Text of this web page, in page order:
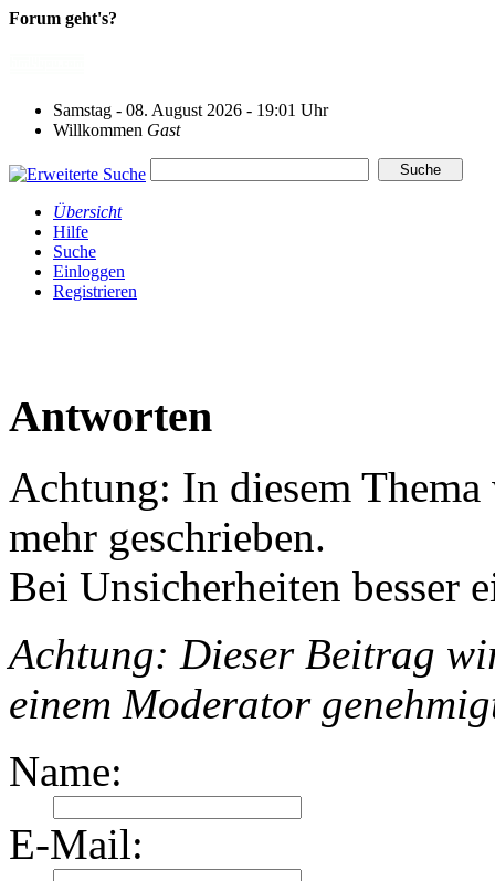
Forum geht's?
Samstag - 08. August 2026 - 19:01 Uhr
Willkommen Gast
Übersicht
Hilfe
Suche
Einloggen
Registrieren
Antworten
Achtung: In diesem
mehr geschrieben.
Bei Unsicherheiten besser
Achtung: Dieser Beitrag
einem Moderator
Name:
E-Mail: